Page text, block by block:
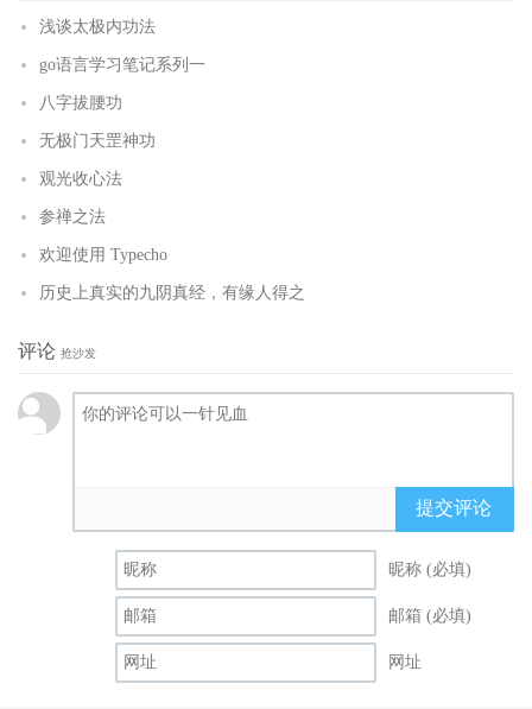
浅谈太极内功法
go语言学习笔记系列一
八字拔腰功
无极门天罡神功
观光收心法
参禅之法
欢迎使用 Typecho
历史上真实的九阴真经，有缘人得之
评论 抢沙发
提交评论
昵称 (必填)
邮箱 (必填)
网址